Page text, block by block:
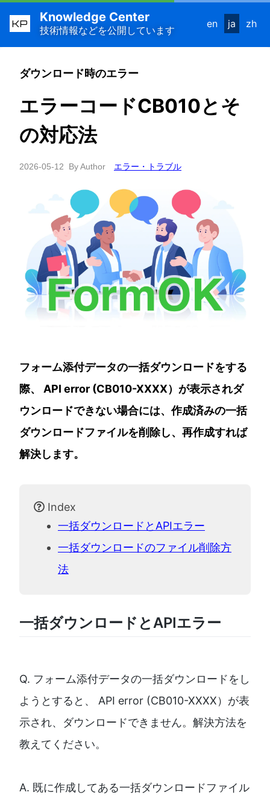
KP Knowledge Center
技術情報などを公開しています
en ja zh
ダウンロード時のエラー
エラーコードCB010とそ
の対応法
2026-05-12 By Author エラー・トラブル
フォーム添付データの一括ダウンロードをする
際、 API error (CB010-XXXX）が表示されダ
ウンロードできない場合には、作成済みの一括
ダウンロードファイルを削除し、再作成すれば
解決します。
Index
一括ダウンロードとAPIエラー
一括ダウンロードのファイル削除方
法
一括ダウンロードとAPIエラー
Q. フォーム添付データの一括ダウンロードをし
ようとすると、 API error (CB010-XXXX）が表
示され、ダウンロードできません。解決方法を
教えてください。
A. 既に作成してある一括ダウンロードファイル